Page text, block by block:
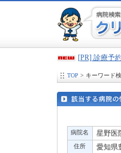
[PR] 診療予
TOP > キーワード
病院名 星野医
住所 愛知県